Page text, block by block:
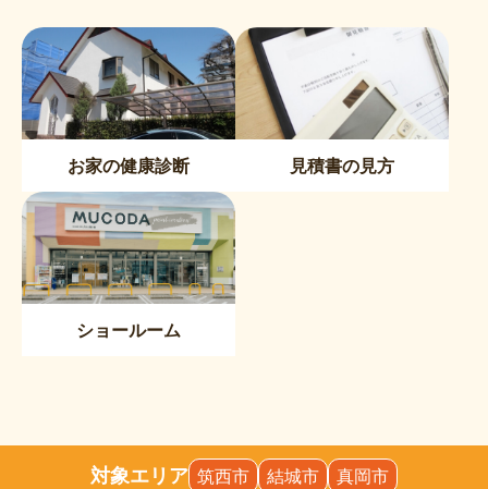
お家の健康診断 見積書の見方
ショールーム
対象エリア 筑西市 結城市 真岡市